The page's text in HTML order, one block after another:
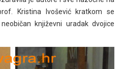
Kristina Ivošević kratkom se
književni uradak dvojice